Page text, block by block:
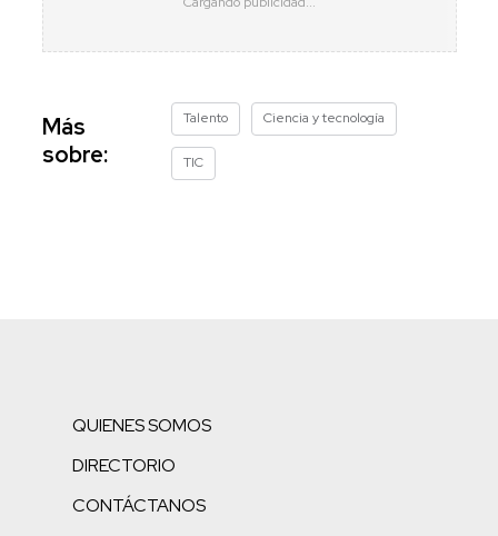
Más
sobre:
Talento Ciencia y tecnología
TIC
QUIENES SOMOS
DIRECTORIO
CONTÁCTANOS